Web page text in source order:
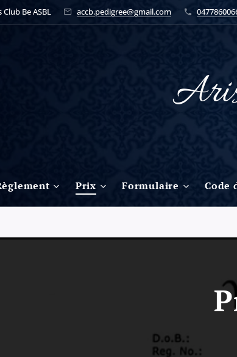
Be ASBL accb.pedigree@gmail.com
Prix Formulaire Code